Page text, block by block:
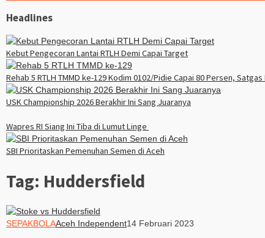
Headlines
Kebut Pengecoran Lantai RTLH Demi Capai Target
Rehab 5 RTLH TMMD ke-129 Kodim 0102/Pidie Capai 80 Persen,
USK Championship 2026 Berakhir Ini Sang Juaranya
Wapres RI Siang Ini Tiba di Lumut Linge
SBI Prioritaskan Pemenuhan Semen di Aceh
Tag: Huddersfield
SEPAKBOLAAceh Independent14 Februari 2023